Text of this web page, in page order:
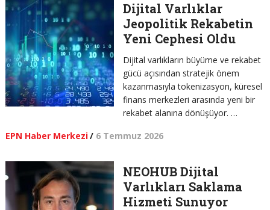
Dijital Varlıklar
Jeopolitik Rekabetin
Yeni Cephesi Oldu
Dijital varlıkların büyüme ve rekabet
gücü açısından stratejik önem
kazanmasıyla tokenizasyon, küresel
finans merkezleri arasında yeni bir
rekabet alanına dönüşüyor. …
EPN Haber Merkezi/ 6 Temmuz 2026
NEOHUB Dijital
Varlıkları Saklama
Hizmeti Sunuyor